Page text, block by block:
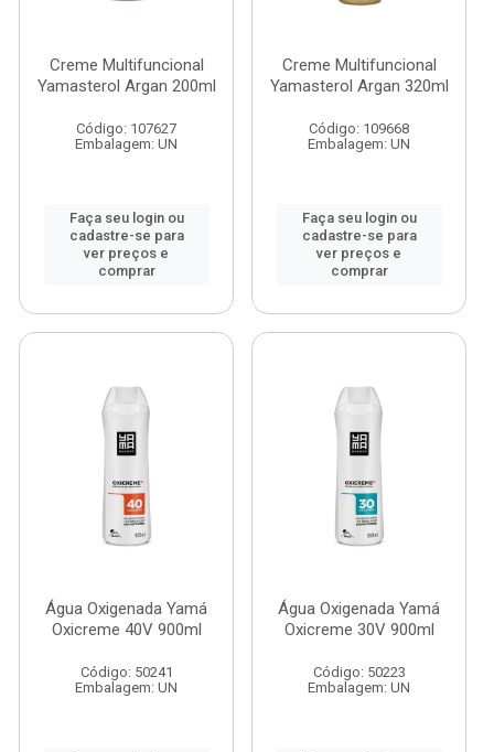
Creme Multifuncional
Yamasterol Argan 200ml
Código: 107627
Embalagem: UN
Faça seu login ou
cadastre-se para
ver preços e
comprar
Creme Multifuncional
Yamasterol Argan 320ml
Código: 109668
Embalagem: UN
Faça seu login ou
cadastre-se para
ver preços e
comprar
Água Oxigenada Yamá
Oxicreme 40V 900ml
Código: 50241
Embalagem: UN
Água Oxigenada Yamá
Oxicreme 30V 900ml
Código: 50223
Embalagem: UN